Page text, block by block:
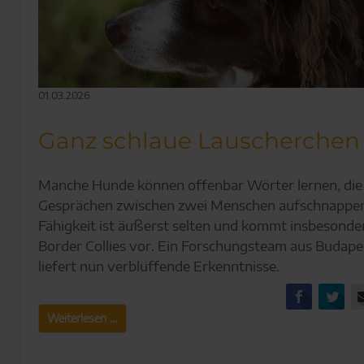
01.03.2026
Ganz schlaue Lauscherchen
Manche Hunde können offenbar Wörter lernen, die
Gesprächen zwischen zwei Menschen
Fähigkeit ist äußerst selten und kommt
Border Collies vor. Ein Forschungsteam aus
liefert nun verblüffende Erkenntnisse.
Weiterlesen …
schlaue